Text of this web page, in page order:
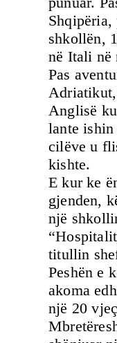
Shqipëria,
shkollën,
në Itali në
Pas
Anglisë
lante ishin
cilëve u
kishte.
E kur ke
gjenden,
një
titullin
Peshën e
akoma
një 20